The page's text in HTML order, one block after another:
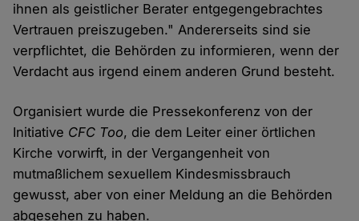
ihnen als geistlicher Berater entgegengebrachtes
Vertrauen preiszugeben." Andererseits sind sie
verpflichtet, die Behörden zu informieren, wenn der
Verdacht aus irgend einem anderen Grund besteht.
Organisiert wurde die Pressekonferenz von der
Initiative CFC Too, die dem Leiter einer örtlichen
Kirche vorwirft, in der Vergangenheit von
mutmaßlichem sexuellem Kindesmissbrauch
gewusst, aber von einer Meldung an die Behörden
abgesehen zu haben.